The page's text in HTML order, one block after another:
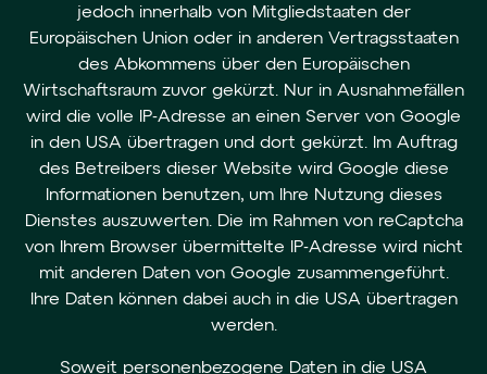
jedoch innerhalb von Mitgliedstaaten der
Europäischen Union oder in anderen Vertragsstaaten
des Abkommens über den Europäischen
Wirtschaftsraum zuvor gekürzt. Nur in Ausnahmefällen
wird die volle IP-Adresse an einen Server von Google
in den USA übertragen und dort gekürzt. Im Auftrag
des Betreibers dieser Website wird Google diese
Informationen benutzen, um Ihre Nutzung dieses
Dienstes auszuwerten. Die im Rahmen von reCaptcha
von Ihrem Browser übermittelte IP-Adresse wird nicht
mit anderen Daten von Google zusammengeführt.
Ihre Daten können dabei auch in die USA übertragen
werden.
Soweit personenbezogene Daten in die USA